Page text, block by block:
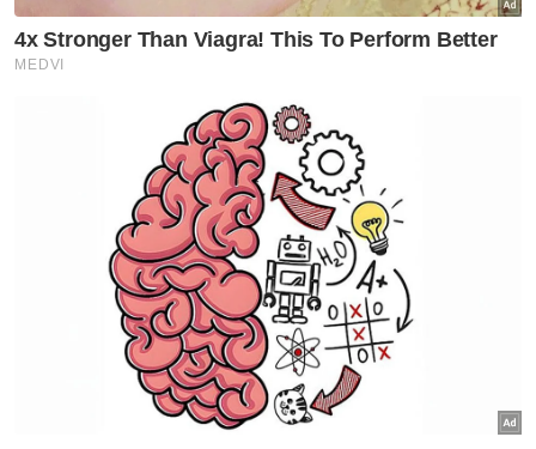
Bagaimanapun, mata wang tempatan hampir
tidak berubah berbanding dolar Singapura
kepada 3.5258/5291 daripada 3.5253/5278
pada Isnin dan naik berbanding peso Filipina
kepada 8.48/8.49 daripada 8.49/8.50
sebelum ini. - Bernama